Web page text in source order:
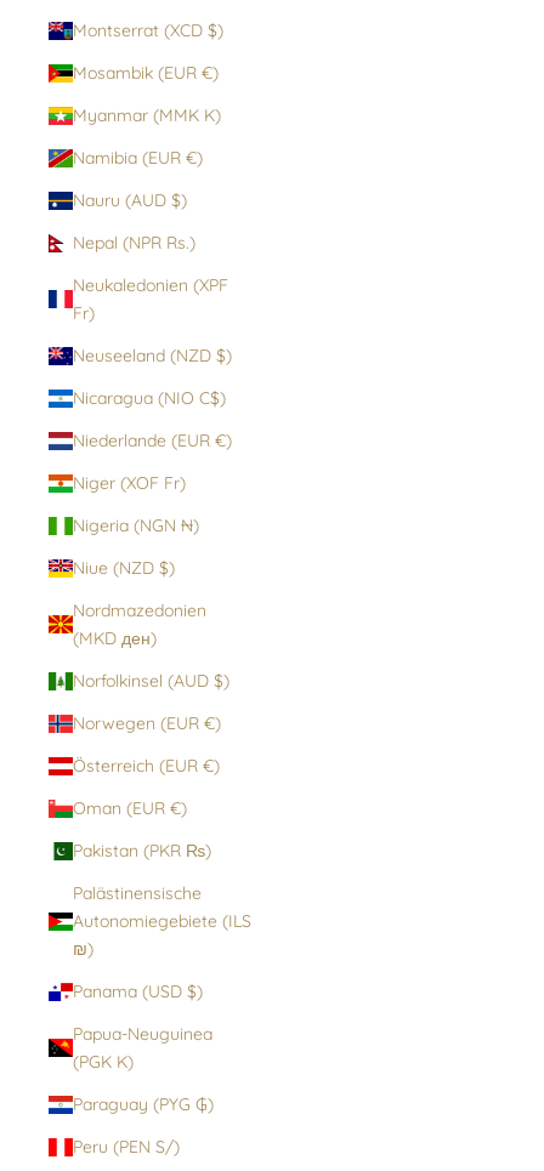
Montserrat (XCD $)
Mosambik (EUR €)
Myanmar (MMK K)
Namibia (EUR €)
Nauru (AUD $)
Nepal (NPR Rs.)
Neukaledonien (XPF
Fr)
Neuseeland (NZD $)
Nicaragua (NIO C$)
Niederlande (EUR €)
Niger (XOF Fr)
Nigeria (NGN ₦)
Niue (NZD $)
Nordmazedonien
(MKD ден)
Norfolkinsel (AUD $)
Norwegen (EUR €)
Österreich (EUR €)
Oman (EUR €)
Pakistan (PKR ₨)
Palästinensische
Autonomiegebiete (ILS
₪)
Panama (USD $)
Papua-Neuguinea
(PGK K)
Paraguay (PYG ₲)
Peru (PEN S/)